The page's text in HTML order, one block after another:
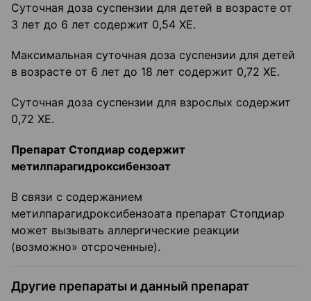
Суточная доза суспензии для детей в возрасте от
3 лет до 6 лет содержит 0,54 ХЕ.
Максимальная суточная доза суспензии для детей
в возрасте от 6 лет до 18 лет содержит 0,72 ХЕ.
Суточная доза суспензии для взрослых содержит
0,72 ХЕ.
Препарат Стопдиар содержит
метилпарагидроксибензоат
В связи с содержанием
метилпарагидроксибензоата препарат Стопдиар
может вызывать аллергические реакции
(возможно» отсроченные).
Другие препараты и данный препарат